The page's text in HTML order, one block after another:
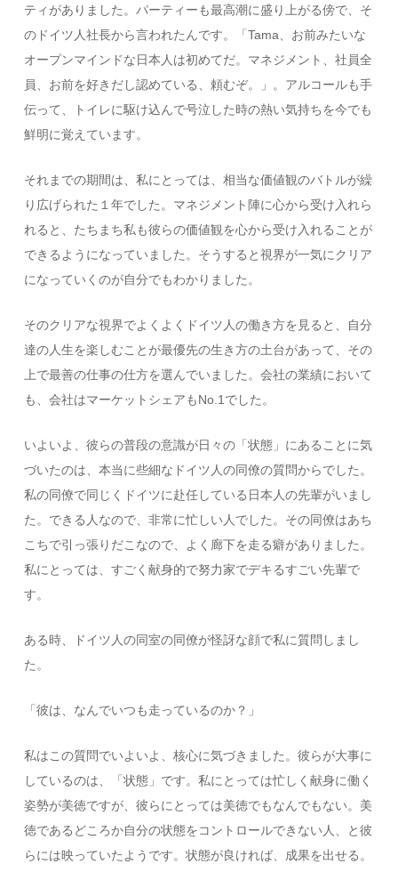
ティがありました。パーティーも最高潮に盛り上がる傍で、そ
のドイツ人社長から言われたんです。「Tama、お前みたいな
オープンマインドな日本人は初めてだ。マネジメント、社員全
員、お前を好きだし認めている、頼むぞ。」。アルコールも手
伝って、トイレに駆け込んで号泣した時の熱い気持ちを今でも
鮮明に覚えています。
それまでの期間は、私にとっては、相当な価値観のバトルが繰
り広げられた１年でした。マネジメント陣に心から受け入れら
れると、たちまち私も彼らの価値観を心から受け入れることが
できるようになっていました。そうすると視界が一気にクリア
になっていくのが自分でもわかりました。
そのクリアな視界でよくよくドイツ人の働き方を見ると、自分
達の人生を楽しむことが最優先の生き方の土台があって、その
上で最善の仕事の仕方を選んでいました。会社の業績において
も、会社はマーケットシェアもNo.1でした。
いよいよ、彼らの普段の意識が日々の「状態」にあることに気
づいたのは、本当に些細なドイツ人の同僚の質問からでした。
私の同僚で同じくドイツに赴任している日本人の先輩がいまし
た。できる人なので、非常に忙しい人でした。その同僚はあち
こちで引っ張りだこなので、よく廊下を走る癖がありました。
私にとっては、すごく献身的で努力家でデキるすごい先輩で
す。
ある時、ドイツ人の同室の同僚が怪訝な顔で私に質問しまし
た。
「彼は、なんでいつも走っているのか？」
私はこの質問でいよいよ、核心に気づきました。彼らが大事に
しているのは、「状態」です。私にとっては忙しく献身に働く
姿勢が美徳ですが、彼らにとっては美徳でもなんでもない。美
徳であるどころか自分の状態をコントロールできない人、と彼
らには映っていたようです。状態が良ければ、成果を出せる。